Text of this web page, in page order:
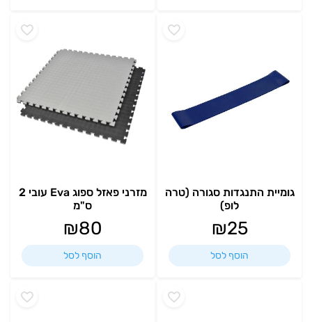
גומיית התנגדות סגורה (טרה
לופ)
₪25
הוסף לסל
מזרני פאזל ספוג Eva עובי 2
ס"מ
₪80
הוסף לסל